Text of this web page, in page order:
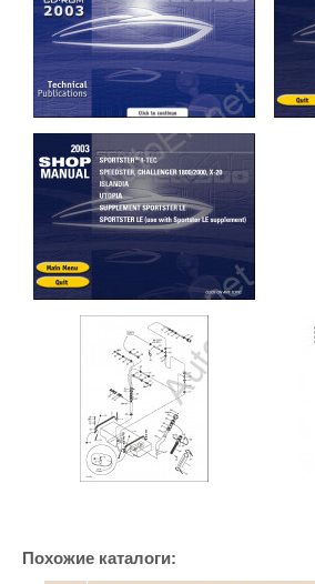
Похожие каталоги: